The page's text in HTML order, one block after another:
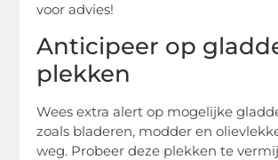
voor advies!
Anticipeer op
plekken
Wees extra alert op mogelijke
zoals bladeren, modder en
weg. Probeer deze plekken te